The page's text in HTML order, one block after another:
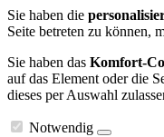
Sie haben die
Seite betreten zu können,
Sie haben das Komfort-
auf das Element oder die
dieses per Auswahl
Notwendig